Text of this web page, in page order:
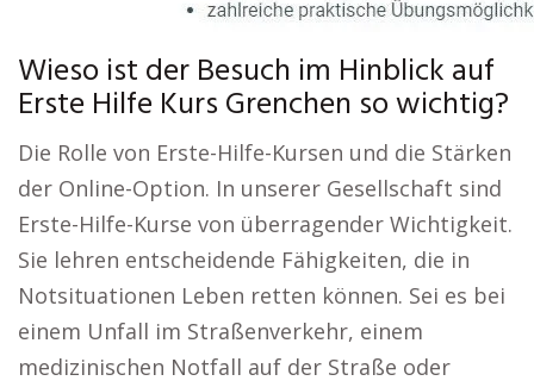
Wieso ist der Besuch im Hinblick auf
Erste Hilfe Kurs Grenchen so wichtig?
Die Rolle von Erste-Hilfe-Kursen und die Stärken
der Online-Option. In unserer Gesellschaft sind
Erste-Hilfe-Kurse von überragender Wichtigkeit.
Sie lehren entscheidende Fähigkeiten, die in
Notsituationen Leben retten können. Sei es bei
einem Unfall im Straßenverkehr, einem
medizinischen Notfall auf der Straße oder